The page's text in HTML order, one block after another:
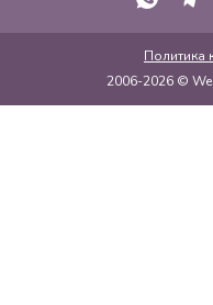
2006-2026 ©
Политика